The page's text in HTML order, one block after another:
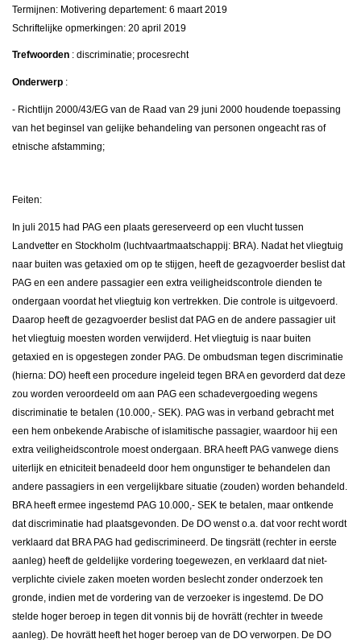
Termijnen: Motivering departement: 6 maart 2019
Schriftelijke opmerkingen: 20 april 2019
Trefwoorden : discriminatie; procesrecht
Onderwerp :
- Richtlijn 2000/43/EG van de Raad van 29 juni 2000 houdende toepassing
van het beginsel van gelijke behandeling van personen ongeacht ras of
etnische afstamming;
Feiten:
In juli 2015 had PAG een plaats gereserveerd op een vlucht tussen
Landvetter en Stockholm (luchtvaartmaatschappij: BRA). Nadat het vliegtuig
naar buiten was getaxied om op te stijgen, heeft de gezagvoerder beslist dat
PAG en een andere passagier een extra veiligheidscontrole dienden te
ondergaan voordat het vliegtuig kon vertrekken. Die controle is uitgevoerd.
Daarop heeft de gezagvoerder beslist dat PAG en de andere passagier uit
het vliegtuig moesten worden verwijderd. Het vliegtuig is naar buiten
getaxied en is opgestegen zonder PAG. De ombudsman tegen discriminatie
(hierna: DO) heeft een procedure ingeleid tegen BRA en gevorderd dat deze
zou worden veroordeeld om aan PAG een schadevergoeding wegens
discriminatie te betalen (10.000,- SEK). PAG was in verband gebracht met
een hem onbekende Arabische of islamitische passagier, waardoor hij een
extra veiligheidscontrole moest ondergaan. BRA heeft PAG vanwege diens
uiterlijk en etniciteit benadeeld door hem ongunstiger te behandelen dan
andere passagiers in een vergelijkbare situatie (zouden) worden behandeld.
BRA heeft ermee ingestemd PAG 10.000,- SEK te betalen, maar ontkende
dat discriminatie had plaatsgevonden. De DO wenst o.a. dat voor recht wordt
verklaard dat BRA PAG had gediscrimineerd. De tingsrätt (rechter in eerste
aanleg) heeft de geldelijke vordering toegewezen, en verklaard dat niet-
verplichte civiele zaken moeten worden beslecht zonder onderzoek ten
gronde, indien met de vordering van de verzoeker is ingestemd. De DO
stelde hoger beroep in tegen dit vonnis bij de hovrätt (rechter in tweede
aanleg). De hovrätt heeft het hoger beroep van de DO verworpen. De DO